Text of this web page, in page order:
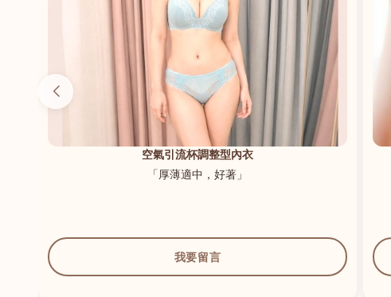
空氣引流杯調整型內衣
「厚薄適中，好著」
我要留言